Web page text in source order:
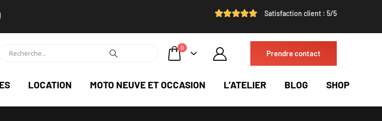
Satisfaction client : 5/5
0
Prendre contact
LOCATION MOTO NEUVE ET OCCASION L’ATELIER BLOG SHOP